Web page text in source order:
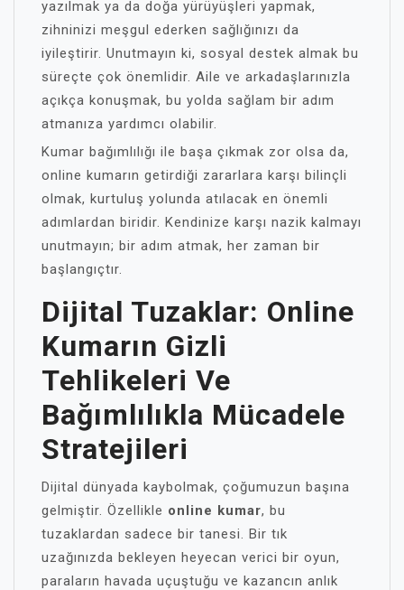
yazılmak ya da doğa yürüyüşleri yapmak,
zihninizi meşgul ederken sağlığınızı da
iyileştirir. Unutmayın ki, sosyal destek almak bu
süreçte çok önemlidir. Aile ve arkadaşlarınızla
açıkça konuşmak, bu yolda sağlam bir adım
atmanıza yardımcı olabilir.
Kumar bağımlılığı ile başa çıkmak zor olsa da,
online kumarın getirdiği zararlara karşı bilinçli
olmak, kurtuluş yolunda atılacak en önemli
adımlardan biridir. Kendinize karşı nazik kalmayı
unutmayın; bir adım atmak, her zaman bir
başlangıçtır.
Dijital Tuzaklar: Online
Kumarın Gizli
Tehlikeleri Ve
Bağımlılıkla Mücadele
Stratejileri
Dijital dünyada kaybolmak, çoğumuzun başına
gelmiştir. Özellikle online kumar, bu
tuzaklardan sadece bir tanesi. Bir tık
uzağınızda bekleyen heyecan verici bir oyun,
paraların havada uçuştuğu ve kazancın anlık